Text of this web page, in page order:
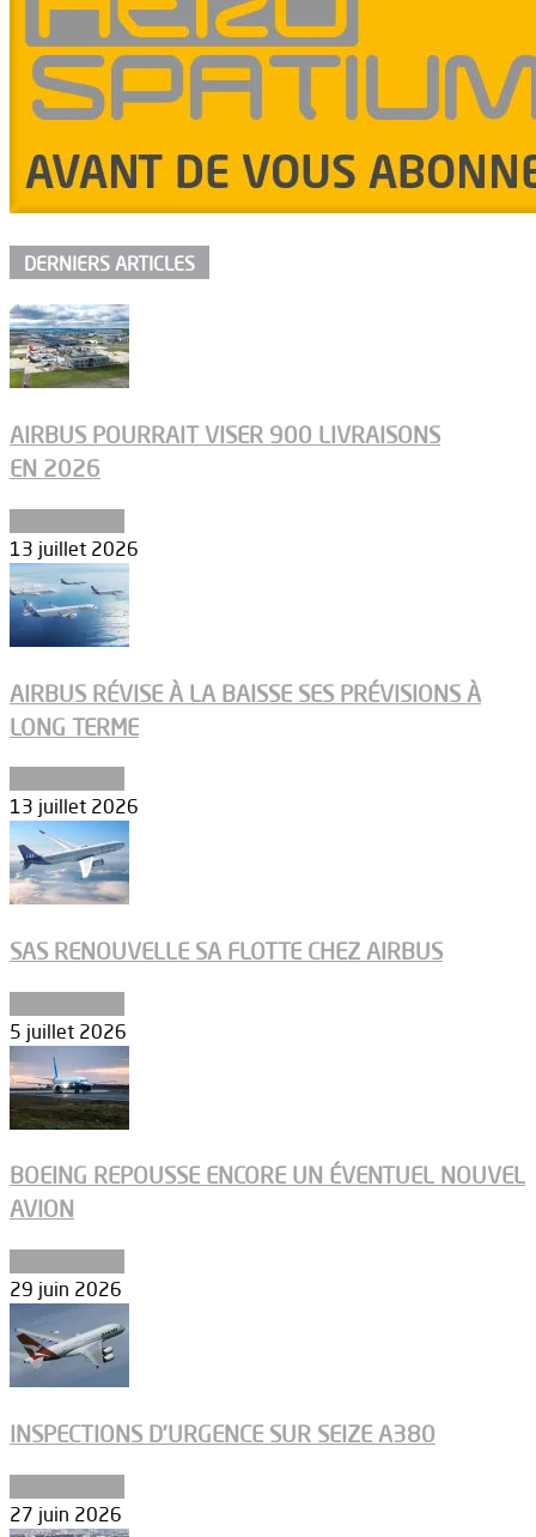
DERNIERS ARTICLES
AIRBUS POURRAIT VISER 900 LIVRAISONS
EN 2026
13 juillet 2026
AIRBUS RÉVISE À LA BAISSE SES PRÉVISIONS À
LONG TERME
13 juillet 2026
SAS RENOUVELLE SA FLOTTE CHEZ AIRBUS
5 juillet 2026
BOEING REPOUSSE ENCORE UN ÉVENTUEL NOUVEL
AVION
29 juin 2026
INSPECTIONS D’URGENCE SUR SEIZE A380
27 juin 2026